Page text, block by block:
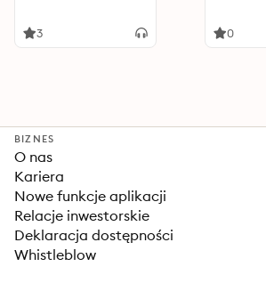
3 0
BIZNES
O nas
Kariera
Nowe funkcje aplikacji
Relacje inwestorskie
Deklaracja dostępności
Whistleblow